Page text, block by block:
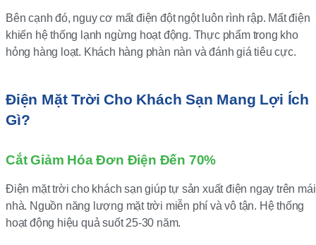
Bên cạnh đó, nguy cơ mất điện đột ngột luôn rình rập. Mất điện
khiến hệ thống lạnh ngừng hoạt động. Thực phẩm trong kho
hỏng hàng loạt. Khách hàng phàn nàn và đánh giá tiêu cực.
Điện Mặt Trời Cho Khách Sạn Mang Lợi Ích
Gì?
Cắt Giảm Hóa Đơn Điện Đến 70%
Điện mặt trời cho khách sạn giúp tự sản xuất điện ngay trên mái
nhà. Nguồn năng lượng mặt trời miễn phí và vô tận. Hệ thống
hoạt động hiệu quả suốt 25-30 năm.